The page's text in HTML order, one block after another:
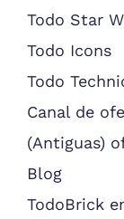
Todo Star
Todo Icons
Todo
Canal de
(Antiguas)
Blog
TodoBrick